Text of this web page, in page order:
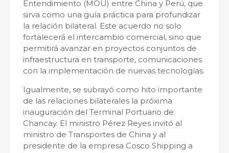
Entendimiento (MOU) entre China y Perú, que
sirva como una guía práctica para profundizar
la relación bilateral. Este acuerdo no solo
fortalecerá el intercambio comercial, sino que
permitirá avanzar en proyectos conjuntos de
infraestructura en transporte, comunicaciones
con la implementación de nuevas tecnologías.
Igualmente, se subrayó como hito importante
de las relaciones bilaterales la próxima
inauguración del Terminal Portuario de
Chancay. El ministro Pérez Reyes invitó al
ministro de Transportes de China y al
presidente de la empresa Cosco Shipping a